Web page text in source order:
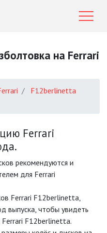
на Ferrari
F12berlinetta
Ferrari
рекомендуются и
для Ferrari
Ferrari F12berlinetta,
выпуска, чтобы увидеть
Ferrari F12berlinetta.